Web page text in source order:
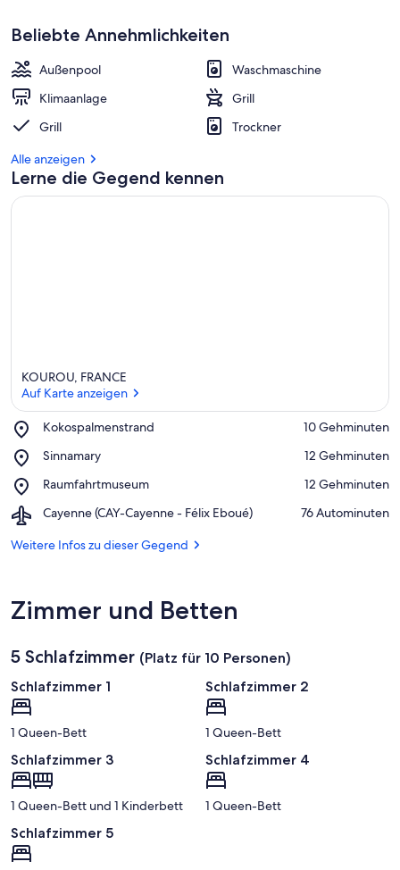
Beliebte Annehmlichkeiten
Außenpool
Waschmaschine
Klimaanlage
Grill
Grill
Trockner
Alle anzeigen
Lerne die Gegend kennen
KOUROU, FRANCE
Auf Karte anzeigen
Kokospalmenstrand
Place,
‪10 Gehminuten‬
Sinnamary
Place,
‪12 Gehminuten‬
Raumfahrtmuseum
Place,
‪12 Gehminuten‬
Cayenne (CAY-Cayenne - Félix Eboué)
Airport,
(CAY-
Eboué)
‪76 Autominuten‬
Weitere Infos zu dieser Gegend
Zimmer und Betten
5 Schlafzimmer (Platz für 10 Personen)
Schlafzimmer 1
1 Queen-Bett
Schlafzimmer 2
1 Queen-Bett
Schlafzimmer 3
1 Queen-Bett und 1 Kinderbett
Schlafzimmer 4
1 Queen-Bett
Schlafzimmer 5